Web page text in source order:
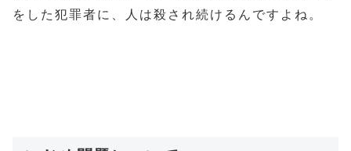
をした犯罪者に、人は殺され続けるんですよね。